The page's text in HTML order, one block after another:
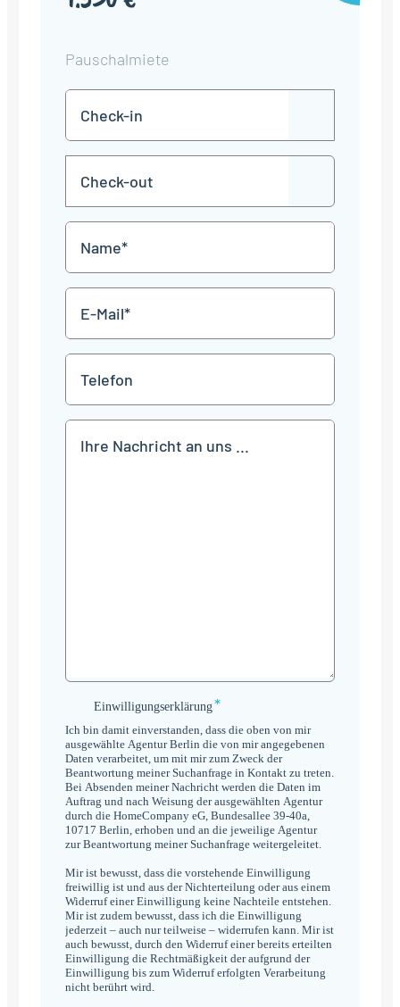
Pauschalmiete
in
TT
Punkt
MM
JJJJ
TT
Punkt
MM
JJJJ
Mail
*
Einwilligungserklärung
Einwilligungserklärung*
Ich bin damit einverstanden, dass die oben von mir
ausgewählte Agentur Berlin die von mir angegebenen
Daten verarbeitet, um mit mir zum Zweck der
Beantwortung meiner Suchanfrage in Kontakt zu treten.
Bei Absenden meiner Nachricht werden die Daten im
Auftrag und nach Weisung der ausgewählten Agentur
durch die HomeCompany eG, Bundesallee 39-40a,
10717 Berlin, erhoben und an die jeweilige Agentur
zur Beantwortung meiner Suchanfrage weitergeleitet.
Mir ist bewusst, dass die vorstehende Einwilligung
freiwillig ist und aus der Nichterteilung oder aus einem
Widerruf einer Einwilligung keine Nachteile entstehen.
Mir ist zudem bewusst, dass ich die Einwilligung
jederzeit – auch nur teilweise – widerrufen kann. Mir ist
auch bewusst, durch den Widerruf einer bereits erteilten
Einwilligung die Rechtmäßigkeit der aufgrund der
Einwilligung bis zum Widerruf erfolgten Verarbeitung
nicht berührt wird.